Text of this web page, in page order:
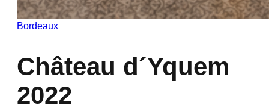
Bordeaux
Château d´Yquem
2022